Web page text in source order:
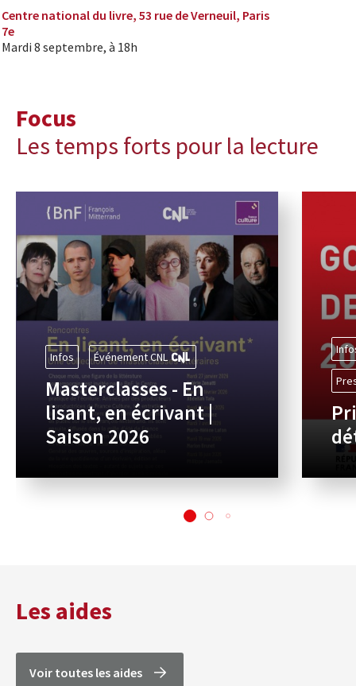
Centre national du livre, 53 rue de Verneuil, Paris
7e
Mardi 8 septembre, à 18h
Focus
Les temps forts pour la lecture
Infos Événement CNL
Masterclasses - En
lisant, en écrivant |
Saison 2026
Les aides
Voir toutes les aides